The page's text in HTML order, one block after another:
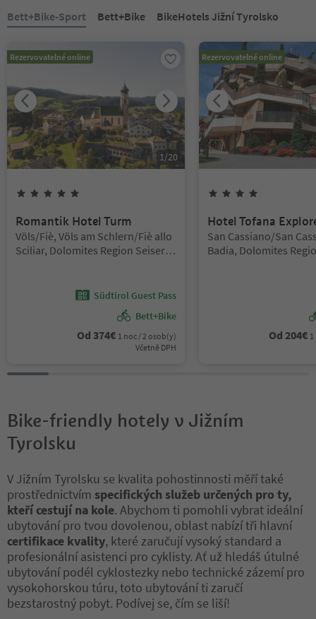
Nacházíte se na tabulkovém posuvníku. Vyberte kartu pro
Bett+Bike-Sport Bett+Bike BikeHotels Jižní Tyrolsko
Rezervovatelné online
1 /20
Romantik Hotel Turm
Lokalita:
Völs/Fiè, Völs am Schlern/Fiè allo
Sciliar, Dolomites Region Seiser
Südtirol Guest Pass
Bett+Bike
Od 374€ 1 noc / 2 osob(y)
Včetně DPH
Rezervovatelné online
Hotel Tofana
Lokalita:
San Cassiano/San
Badia, Dolomites
Od 204€
Bike-friendly hotely v Jižním
Tyrolsku
V Jižním Tyrolsku se kvalita pohostinnosti měří také
prostřednictvím specifických služeb určených pro ty,
kteří cestují na kole. Abychom ti pomohli vybrat ideální
ubytování pro tvou dovolenou, oblast nabízí tři hlavní
certifikace kvality, které zaručují vysoký standard a
profesionální asistenci pro cyklisty. Ať už hledáš útulné
ubytování podél cyklostezky nebo technické zázemí pro
vysokohorskou túru, toto ubytování ti zaručí
bezstarostný pobyt. Podívej se, čím se liší!